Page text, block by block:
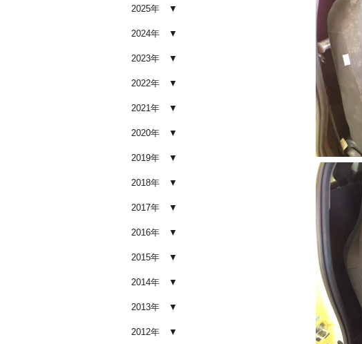
2026.02.03
車内クリーニング業者の選び方｜
つのポイント
2026.02.02
果を感じない人が見落としている3
つの原因
自分でできる？プロに頼むべき境
2026.01.05
【2026年版】車内の臭いが取れな
ビ別の正しい対処法
2026.01.04
どこまでやるべき？目的別おすす
め内容と費用目安
2025年
2024年
2023年
2022年
2021年
2020年
2019年
2018年
2017年
2016年
2015年
2014年
2013年
2012年